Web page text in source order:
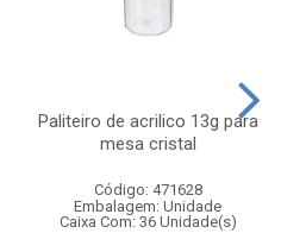
Paliteiro de acrilico 13g para
mesa cristal
Código: 471628
Embalagem: Unidade
Caixa Com: 36 Unidade(s)